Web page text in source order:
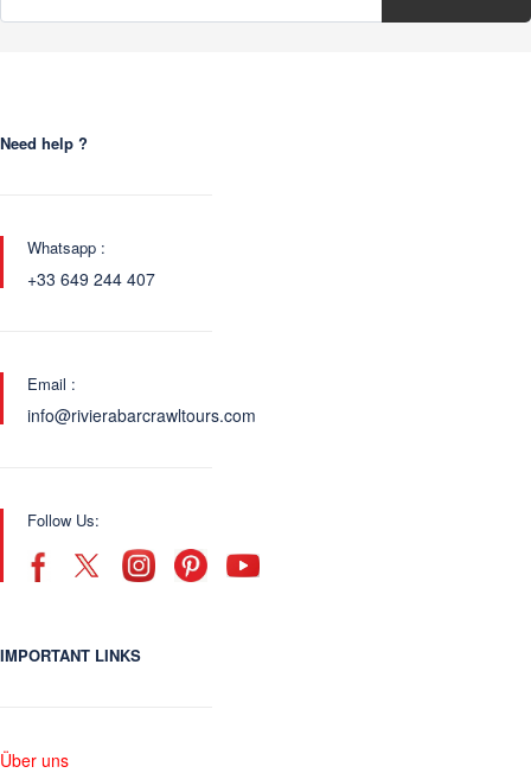
Need help ?
Whatsapp :
+33 649 244 407
Email :
info@rivierabarcrawltours.com
Follow Us:
IMPORTANT LINKS
Über uns